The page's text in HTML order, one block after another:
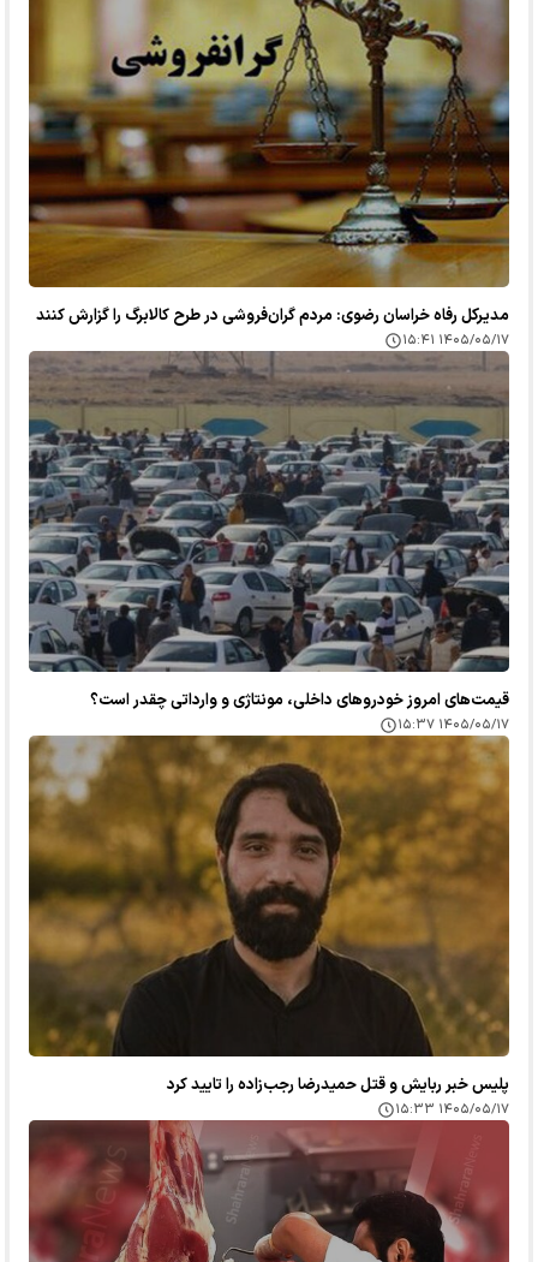
مدیرکل رفاه خراسان رضوی: مردم گران‌فروشی در طرح کالابرگ را گزارش کنند
۱۴۰۵/۰۵/۱۷ ۱۵:۴۱
قیمت‌های امروز خودرو‌های داخلی، مونتاژی و وارداتی چقدر است؟
۱۴۰۵/۰۵/۱۷ ۱۵:۳۷
پلیس خبر ربایش و قتل حمیدرضا رجب‌زاده را تایید کرد
۱۴۰۵/۰۵/۱۷ ۱۵:۳۳